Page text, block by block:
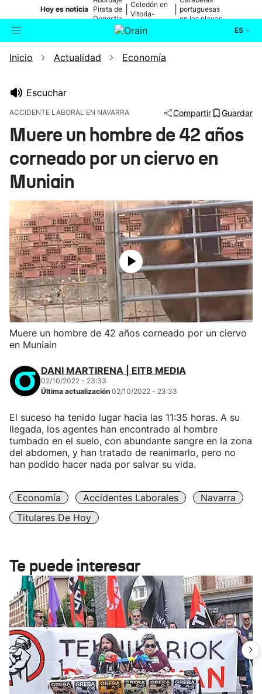
Hoy es noticia Pirata de
Donostia
Celedón en
Vitoria-
portuguesas
en las playas
ES
Buscador Actualidad
Ikusmiran
Inicio Actualidad Economía
Escuchar
ACCIDENTE LABORAL EN NAVARRA Compartir Guardar
Muere un hombre de 42 años
corneado por un ciervo en
Muniain
Muere un hombre de 42 años corneado por un ciervo
en Muniain
DANI MARTIRENA | EITB MEDIA
02/10/2022 - 23:33
Última actualización 02/10/2022 - 23:33
El suceso ha tenido lugar hacia las 11:35 horas. A su
llegada, los agentes han encontrado al hombre
tumbado en el suelo, con abundante sangre en la zona
del abdomen, y han tratado de reanimarlo, pero no
han podido hacer nada por salvar su vida.
Economía Accidentes Laborales
Navarra
Titulares De Hoy
Te puede interesar